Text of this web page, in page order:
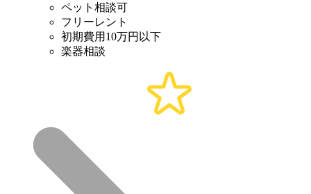
ペット相談可
フリーレント
初期費用10万円以下
楽器相談